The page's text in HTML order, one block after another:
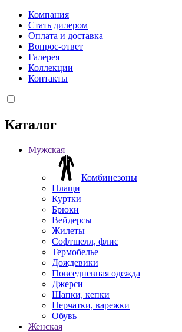
Компания
Стать дилером
Оплата и доставка
Вопрос-ответ
Галерея
Коллекции
Контакты
Каталог
Мужская
Комбинезоны
Плащи
Куртки
Брюки
Вейдерсы
Жилеты
Софтшелл, флис
Термобелье
Дождевики
Повседневная одежда
Джерси
Шапки, кепки
Перчатки, варежки
Обувь
Женская